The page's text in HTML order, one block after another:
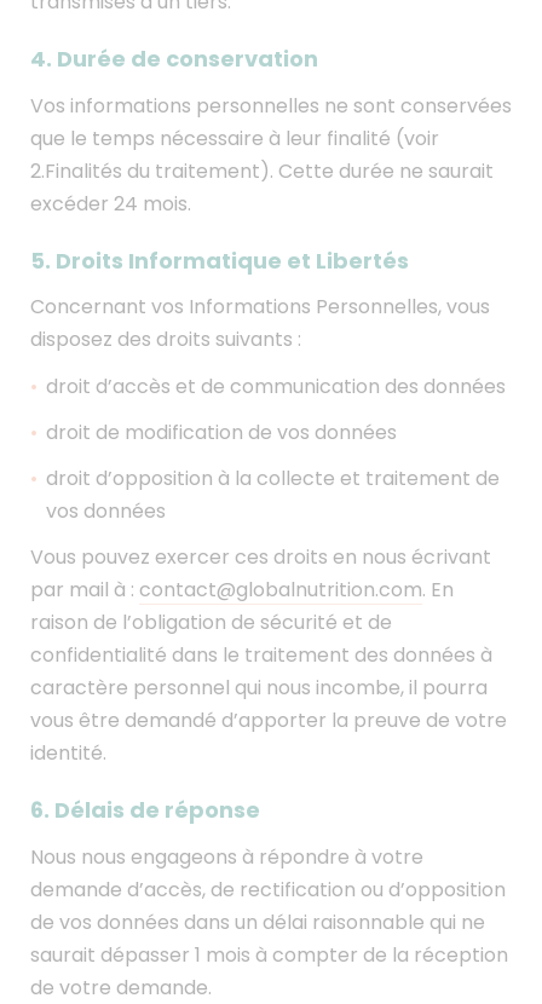
4. Durée de conservation
Vos informations personnelles ne sont conservées
que le temps nécessaire à leur finalité (voir
2.Finalités du traitement). Cette durée ne saurait
excéder 24 mois.
5. Droits Informatique et Libertés
Concernant vos Informations Personnelles, vous
disposez des droits suivants :
droit d’accès et de communication des données
droit de modification de vos données
droit d’opposition à la collecte et traitement de
vos données
Vous pouvez exercer ces droits en nous écrivant
par mail à : contact@globalnutrition.com. En
raison de l’obligation de sécurité et de
confidentialité dans le traitement des données à
caractère personnel qui nous incombe, il pourra
vous être demandé d’apporter la preuve de votre
identité.
6. Délais de réponse
Nous nous engageons à répondre à votre
demande d’accès, de rectification ou d’opposition
de vos données dans un délai raisonnable qui ne
saurait dépasser 1 mois à compter de la réception
de votre demande.